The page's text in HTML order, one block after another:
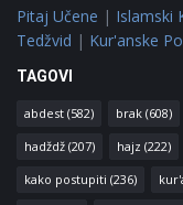
Pitaj Učene | Islamski
Tedžvid | Kur'anske
TAGOVI
abdest (582) brak (608)
hadždž (207) hajz (222)
kako postupiti (236)